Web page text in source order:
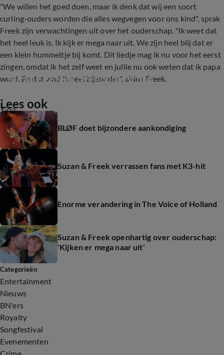
"We willen het goed doen, maar ik denk dat wij een soort
curling-ouders worden die alles wegvegen voor ons kind", sprak
Freek zijn verwachtingen uit over het ouderschap. "Ik weet dat
het heel leuk is. Ik kijk er mega naar uit. We zijn heel blij dat er
een klein hummeltje bij komt. Dit liedje mag ik nu voor het eerst
zingen, omdat ik het zelf weet en jullie nu ook weten dat ik papa
word. En dat vind ik heel bijzonder", aldus Freek.
1:03
Suzan en Freek over ouderschap
Lees ook
BLØF doet bijzondere aankondiging
Suzan & Freek verrassen fans met K3-hit
Enorme verandering in The Voice of Holland
Suzan & Freek openhartig over ouderschap:
'Kijken er mega naar uit'
Categorieën
Entertainment
Nieuws
BN'ers
Royalty
Songfestival
Evenementen